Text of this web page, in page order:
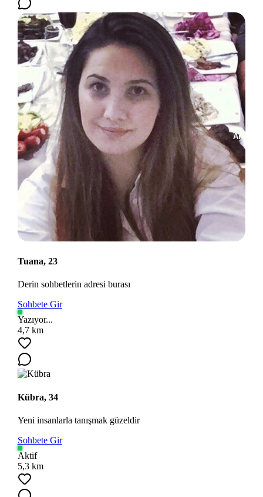
Ara
Tuana, 23
Derin sohbetlerin adresi burası
Sohbete Gir
Yazıyor...
4,7 km
Kübra, 34
Yeni insanlarla tanışmak güzeldir
Sohbete Gir
Aktif
5,3 km